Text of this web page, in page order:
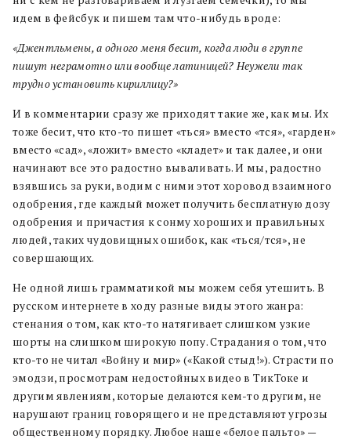
идем в фейсбук и пишем там что-нибудь вроде:
«Джентльмены, а одного меня бесит, когда люди в группе
пишут неграмотно или вообще латиницей? Неужели так
трудно установить кириллицу?»
И в комментарии сразу же приходят такие же, как мы. Их
тоже бесит, что кто-то пишет «ться» вместо «тся», «гарден»
вместо «сад», «ложит» вместо «кладет» и так далее, и они
начинают все это радостно вываливать. И мы, радостно
взявшись за руки, водим с ними этот хоровод взаимного
одобрения, где каждый может получить бесплатную дозу
одобрения и причастия к сонму хороших и правильных
людей, таких чудовищных ошибок, как «ться/тся», не
совершающих.
Не одной лишь грамматикой мы можем себя утешить. В
русском интернете в ходу разные виды этого жанра:
стенания о том, как кто-то натягивает слишком узкие
шорты на слишком широкую попу. Страдания о том, что
кто-то не читал «Войну и мир» («Какой стыд!»). Страсти по
эмодзи, просмотрам недостойных видео в ТикТоке и
другим явлениям, которые делаются кем-то другим, не
нарушают границ говорящего и не представляют угрозы
общественному порядку. Любое наше «белое пальто» —